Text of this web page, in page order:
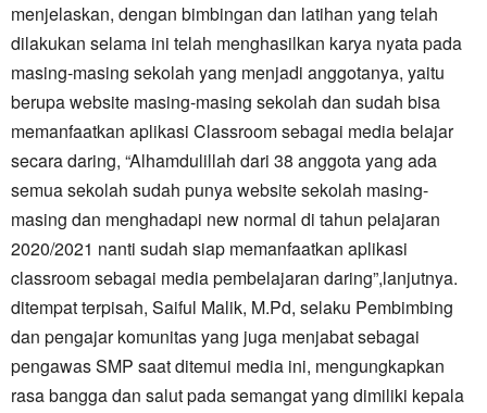
menjelaskan, dengan bimbingan dan latihan yang telah
dilakukan selama ini telah menghasilkan karya nyata pada
masing-masing sekolah yang menjadi anggotanya, yaitu
berupa website masing-masing sekolah dan sudah bisa
memanfaatkan aplikasi Classroom sebagai media belajar
secara daring, “Alhamdulillah dari 38 anggota yang ada
semua sekolah sudah punya website sekolah masing-
masing dan menghadapi new normal di tahun pelajaran
2020/2021 nanti sudah siap memanfaatkan aplikasi
classroom sebagai media pembelajaran daring”,lanjutnya.
ditempat terpisah, Saiful Malik, M.Pd, selaku Pembimbing
dan pengajar komunitas yang juga menjabat sebagai
pengawas SMP saat ditemui media ini, mengungkapkan
rasa bangga dan salut pada semangat yang dimiliki kepala